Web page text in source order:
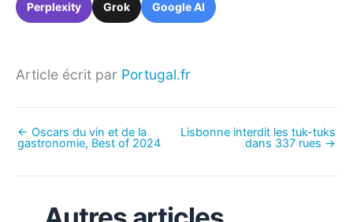
Perplexity Grok Google AI
Article écrit par Portugal.fr
← Oscars du vin et de la
gastronomie, Best of 2024
Lisbonne interdit les tuk-tuks
dans 337 rues →